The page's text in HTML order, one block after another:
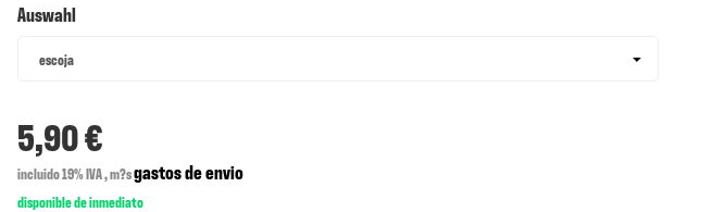
Auswahl
escoja
5,90 €
incluido 19% IVA , m?sgastos de envio
disponible de inmediato